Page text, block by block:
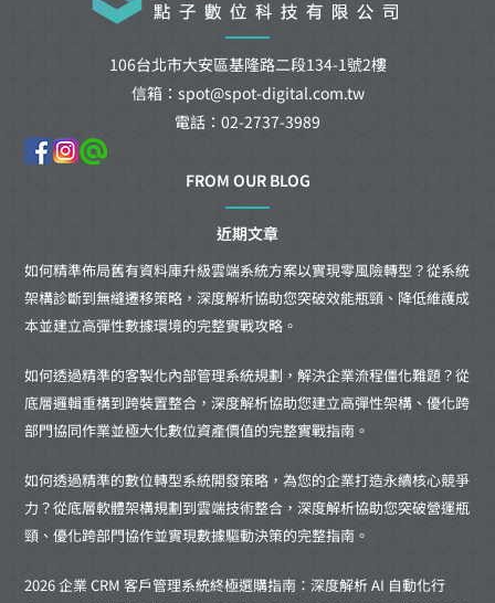
106台北市大安區基隆路二段134-1號2樓
信箱：spot@spot-digital.com.tw
電話：02-2737-3989
FROM OUR BLOG
近期文章
如何精準佈局舊有資料庫升級雲端系統方案以實現零風險轉型？從系統
架構診斷到無縫遷移策略，深度解析協助您突破效能瓶頸、降低維護成
本並建立高彈性數據環境的完整實戰攻略。
如何透過精準的客製化內部管理系統規劃，解決企業流程僵化難題？從
底層邏輯重構到跨裝置整合，深度解析協助您建立高彈性架構、優化跨
部門協同作業並極大化數位資產價值的完整實戰指南。
如何透過精準的數位轉型系統開發策略，為您的企業打造永續核心競爭
力？從底層軟體架構規劃到雲端技術整合，深度解析協助您突破營運瓶
頸、優化跨部門協作並實現數據驅動決策的完整指南。
2026 企業 CRM 客戶管理系統終極選購指南：深度解析 AI 自動化行